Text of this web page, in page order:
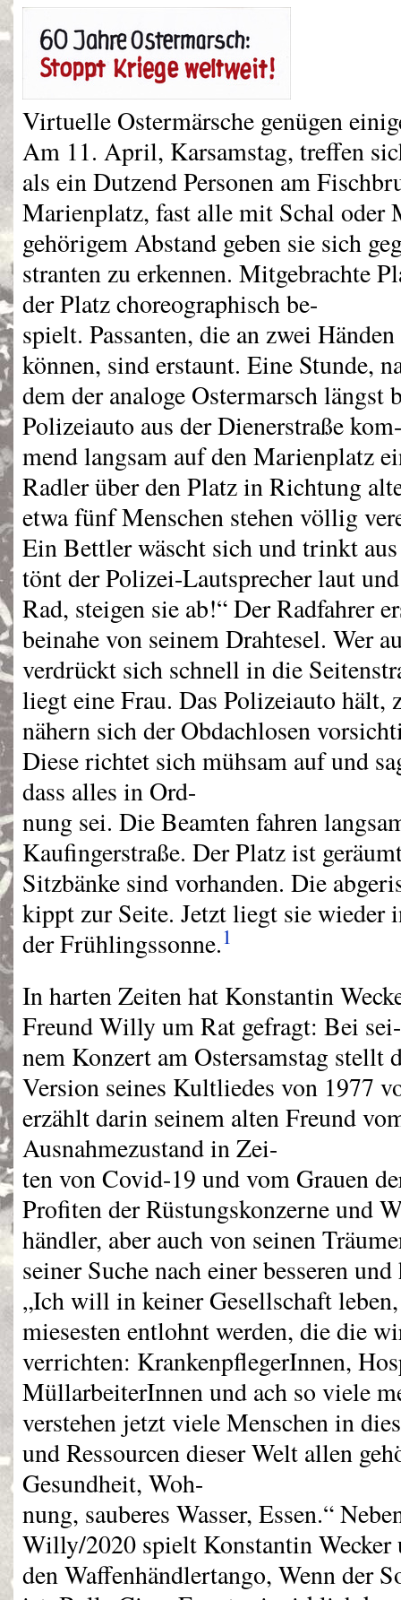
Virtuelle Ostermärsche genügen
Am 11. April, Karsamstag, treffen
als ein Dutzend Personen am
Marienplatz, fast alle mit Schal oder
gehörigem Abstand geben sie sich
stranten zu erkennen. Mitgebrachte
der Platz choreographisch be-
spielt. Passanten, die an zwei
können, sind erstaunt. Eine Stunde,
dem der analoge Ostermarsch längst
Polizeiauto aus der Dienerstraße kom-
mend langsam auf den Marienplatz
Radler über den Platz in Richtung
etwa fünf Menschen stehen völlig
Ein Bettler wäscht sich und trinkt
tönt der Polizei-Lautsprecher laut
Rad, steigen sie ab!“ Der Radfahrer
beinahe von seinem Drahtesel. Wer
verdrückt sich schnell in die
liegt eine Frau. Das Polizeiauto hält,
nähern sich der Obdachlosen
Diese richtet sich mühsam auf und
dass alles in Ord-
nung sei. Die Beamten fahren
Kaufingerstraße. Der Platz ist
Sitzbänke sind vorhanden. Die
kippt zur Seite. Jetzt liegt sie wieder
der Frühlingssonne.1
In harten Zeiten hat Konstantin
Freund Willy um Rat gefragt: Bei sei-
nem Konzert am Ostersamstag stellt
Version seines Kultliedes von 1977
erzählt darin seinem alten Freund
Ausnahmezustand in Zei-
ten von Covid-19 und vom Grauen
Profiten der Rüstungskonzerne und
händler, aber auch von seinen
seiner Suche nach einer besseren
„Ich will in keiner Gesellschaft
miesesten entlohnt werden, die die
verrichten: KrankenpflegerInnen,
MüllarbeiterInnen und ach so viele
verstehen jetzt viele Menschen in
und Ressourcen dieser Welt allen
Gesundheit, Woh-
nung, sauberes Wasser, Essen.“
Willy/2020 spielt Konstantin Wecker
den Waffenhändlertango, Wenn der